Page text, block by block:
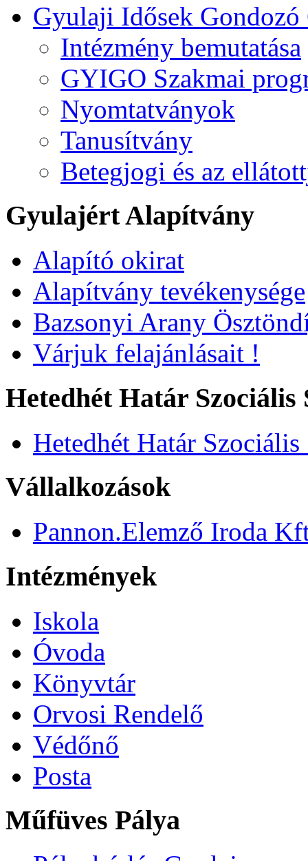
Gyulaji Idősek Gondozó
Intézmény bemutatása
GYIGO Szakmai
Nyomtatványok
Tanusítvány
Betegjogi és az
Gyulajért Alapítvány
Alapító okirat
Alapítvány tevékenysége
Bazsonyi Arany
Várjuk felajánlásait !
Hetedhét Határ Szociális
Hetedhét Határ Szociális
Vállalkozások
Pannon.Elemző Iroda
Intézmények
Iskola
Óvoda
Könyvtár
Orvosi Rendelő
Védőnő
Posta
Műfüves Pálya